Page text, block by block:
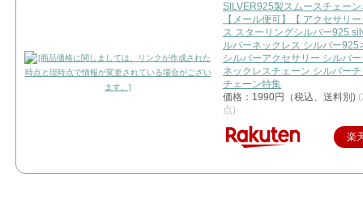
SILVER925製スムースチェー
【メール便可】【 アクセサリ
ス スターリングシルバー925
ルバーネックレス シルバー925
シルバーアクセサリー シルバ
ネックレスチェーン シルバー
チェーン特集
価格：1990円（税込、送料別)
点)
楽